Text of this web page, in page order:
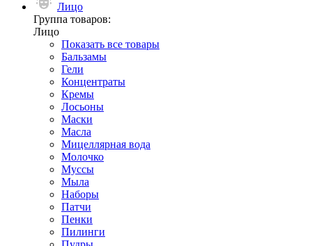
Лицо
Группа товаров:
Лицо
Показать все товары
Бальзамы
Гели
Концентраты
Кремы
Лосьоны
Маски
Масла
Мицеллярная вода
Молочко
Муссы
Мыла
Наборы
Патчи
Пенки
Пилинги